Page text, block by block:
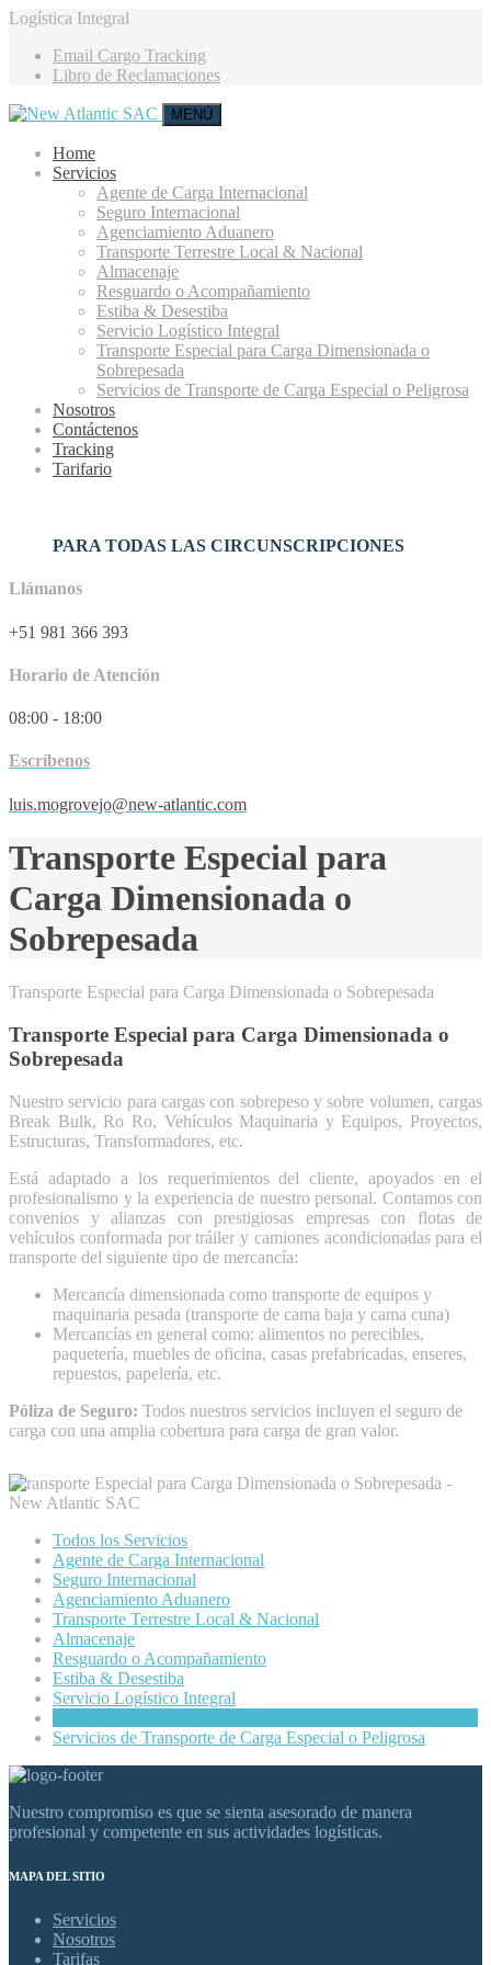
Logística Integral
Email Cargo Tracking
Libro de Reclamaciones
MENÚ
Home
Servicios
Agente de Carga Internacional
Seguro Internacional
Agenciamiento Aduanero
Transporte Terrestre Local & Nacional
Almacenaje
Resguardo o Acompañamiento
Estiba & Desestiba
Servicio Logístico Integral
Transporte Especial para Carga Dimensionada o
Sobrepesada
Servicios de Transporte de Carga Especial o Peligrosa
Nosotros
Contáctenos
Tracking
Tarifario
PARA TODAS LAS CIRCUNSCRIPCIONES
Llámanos
+51 981 366 393
Horario de Atención
08:00 - 18:00
Escríbenos
luis.mogrovejo@new-atlantic.com
Transporte Especial para
Carga Dimensionada o
Sobrepesada
Transporte Especial para Carga Dimensionada o Sobrepesada
Transporte Especial para Carga Dimensionada o
Sobrepesada
Nuestro servicio para cargas con sobrepeso y sobre volumen, cargas
Break Bulk, Ro Ro, Vehículos Maquinaria y Equipos, Proyectos,
Estructuras, Transformadores, etc.
Está adaptado a los requerimientos del cliente, apoyados en el
profesionalismo y la experiencia de nuestro personal. Contamos con
convenios y alianzas con prestigiosas empresas con flotas de
vehículos conformada por tráiler y camiones acondicionadas para el
transporte del siguiente tipo de mercancía:
Mercancía dimensionada como transporte de equipos y
maquinaria pesada (transporte de cama baja y cama cuna)
Mercancías en general como: alimentos no perecibles,
paquetería, muebles de oficina, casas prefabricadas, enseres,
repuestos, papelería, etc.
Póliza de Seguro: Todos nuestros servicios incluyen el seguro de
carga con una amplia cobertura para carga de gran valor.
Todos los Servicios
Agente de Carga Internacional
Seguro Internacional
Agenciamiento Aduanero
Transporte Terrestre Local & Nacional
Almacenaje
Resguardo o Acompañamiento
Estiba & Desestiba
Servicio Logístico Integral
Servicios de Transporte de Carga Especial o Peligrosa
Nuestro compromiso es que se sienta asesorado de manera
profesional y competente en sus actividades logísticas.
MAPA DEL SITIO
Servicios
Nosotros
Tarifas